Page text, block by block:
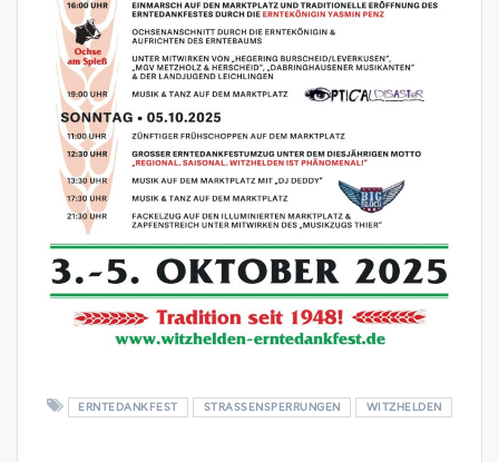
ERNTEDANKFEST STRASSENSPERRUNGEN WITZHELDEN